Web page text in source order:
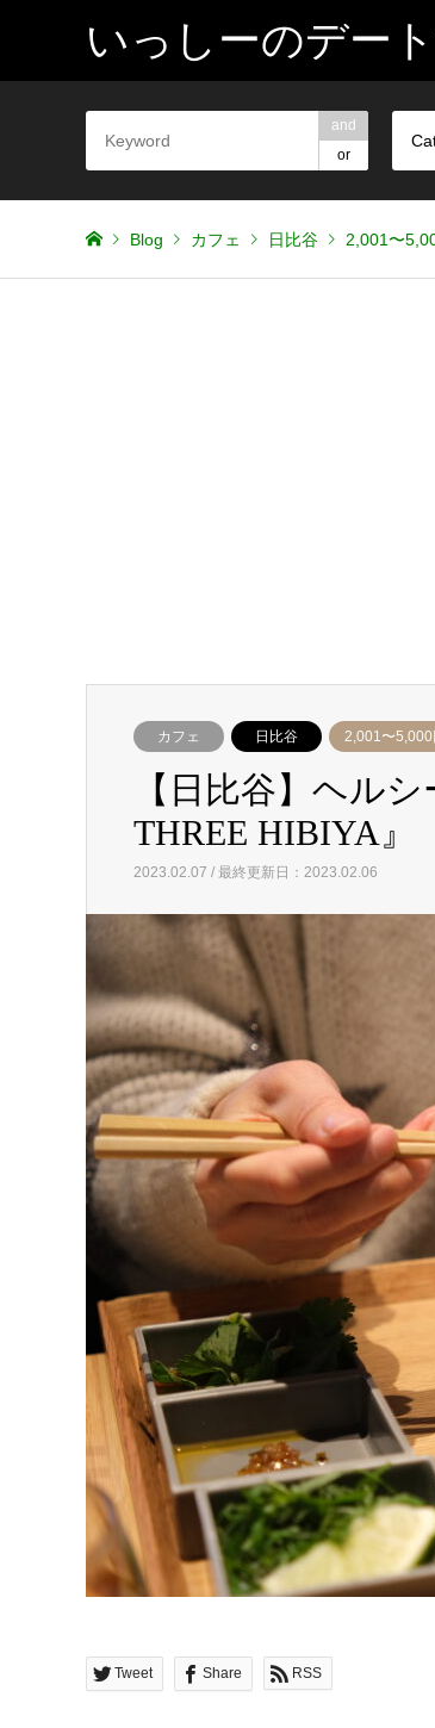
いっしーのデー
and
or
Blog カフェ 日比谷 2,001〜
カフェ 日比谷 2,001〜5,000
【日比谷】ヘル
THREE HIBIYA』
2023.02.07 / 最終更新日：2023.02.06
Tweet Share RSS